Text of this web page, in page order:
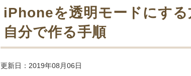
iPhoneを透明モードにす
自分で作る手順
更新日：2019年08月06日